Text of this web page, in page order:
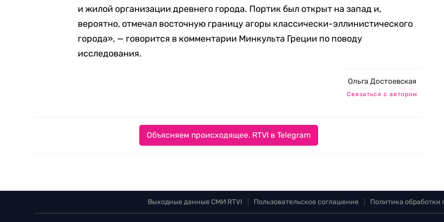
и жилой организации древнего города. Портик был открыт на запад и,
вероятно, отмечал восточную границу агоры классически-эллинистического
города», — говорится в комментарии Минкульта Греции по поводу
исследования.
Ольга Достоевская
Связаться с автором
Объясняем происходящее. RTVI в Telegram
Выходные данные СМИ RTVI Пользовательское соглашение Политика